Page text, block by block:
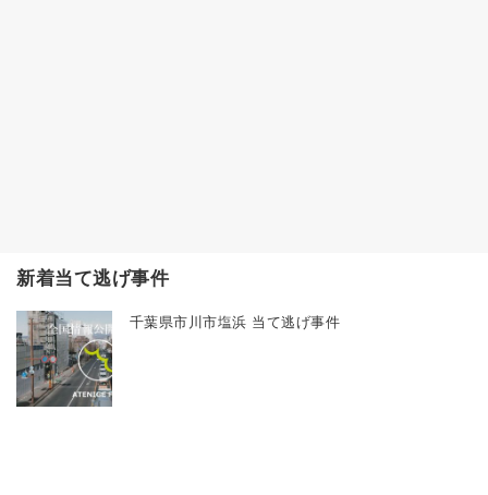
新着当て逃げ事件
千葉県市川市塩浜 当て逃げ事件